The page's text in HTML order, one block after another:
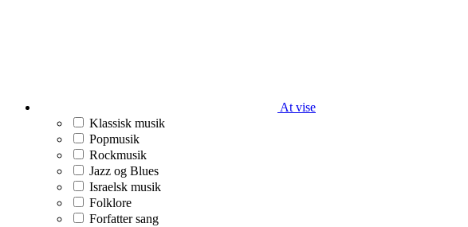
At vise
Klassisk musik
Popmusik
Rockmusik
Jazz og Blues
Israelsk musik
Folklore
Forfatter sang